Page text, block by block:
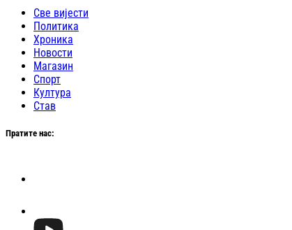
Све вијести
Политика
Хроника
Новости
Магазин
Спорт
Култура
Став
Пратите нас: